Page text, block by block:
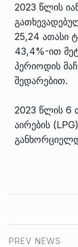
2023 წლის
25,24 ათასი
43,4%-ით
პერიოდის
შედარებით.
2023 წლის 6
აირების
PREV NEWS